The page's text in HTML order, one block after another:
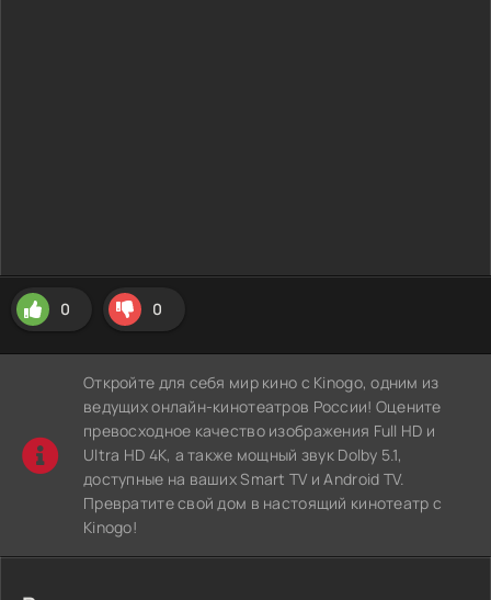
0 0
Откройте для себя мир кино с Kinogo, одним из
ведущих онлайн-кинотеатров России! Оцените
превосходное качество изображения Full HD и
Ultra HD 4K, а также мощный звук Dolby 5.1,
доступные на ваших Smart TV и Android TV.
Превратите свой дом в настоящий кинотеатр с
Kinogo!